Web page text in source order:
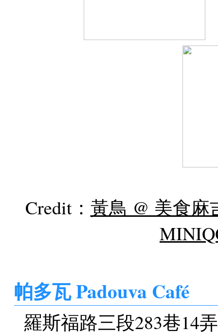
Credit： 黃鳥 @ 美食麻
帕多瓦 Padouva Café
羅斯福路三段283巷14